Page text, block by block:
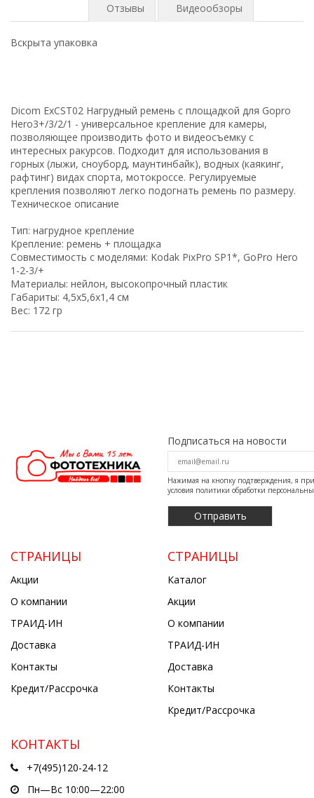
Отзывы Видеообзоры
Вскрыта упаковка
Dicom ExCST02 Нагрудный ремень с площадкой для Gopro
Hero3+/3/2/1 - универсальное крепление для камеры,
позволяющее производить фото и видеосъемку с
интересных ракурсов. Подходит для использования в
горных (лыжи, сноуборд, маунтинбайк), водных (каякинг,
рафтинг) видах спорта, мотокроссе. Регулируемые
крепления позволяют легко подогнать ремень по размеру.
Техническое описание
Тип: нагрудное крепление
Крепление: ремень + площадка
Совместимость с моделями: Kodak PixPro SP1*, GoPro Hero
1-2-3/+
Материалы: нейлон, высокопрочный пластик
Габариты: 4,5х5,6х1,4 см
Вес: 172 гр
Подписаться на новости
Нажимая на кнопку подтверждения, я
условия политики обработки
СТРАНИЦЫ
Акции
О компании
ТРАИД-ИН
Доставка
Контакты
Кредит/Рассрочка
СТРАНИЦЫ
Каталог
Акции
О компании
ТРАИД-ИН
Доставка
Контакты
Кредит/Рассрочка
КОНТАКТЫ
+7(495)120-24-12
Пн—Вс 10:00—22:00